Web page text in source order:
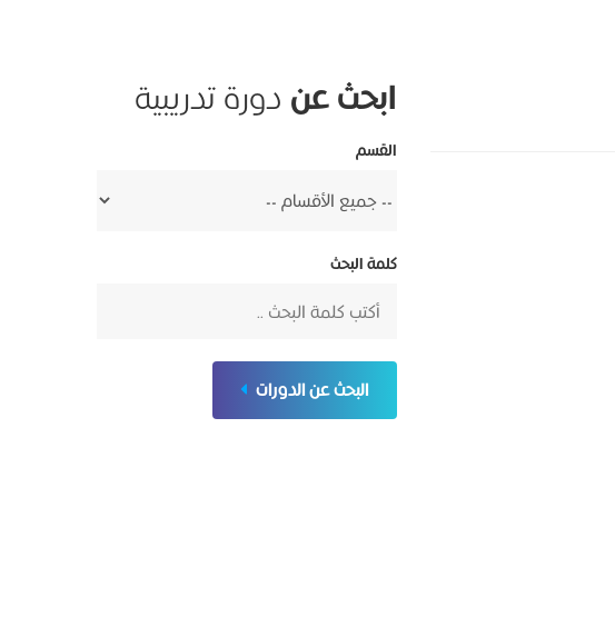
ابحث عن دورة تدريبية
القسم
كلمة البحث
البحث عن الدورات